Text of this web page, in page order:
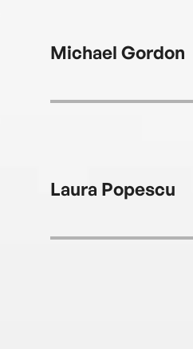
Michael Gordon
Laura Popescu